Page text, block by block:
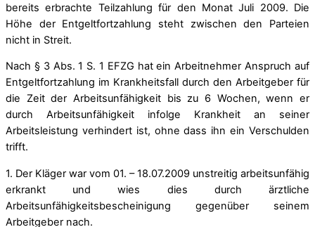
bereits erbrachte Teilzahlung für den Monat Juli 2009. Die
Höhe der Entgeltfortzahlung steht zwischen den Parteien
nicht in Streit.
Nach § 3 Abs. 1 S. 1 EFZG hat ein Arbeitnehmer Anspruch auf
Entgeltfortzahlung im Krankheitsfall durch den Arbeitgeber für
die Zeit der Arbeitsunfähigkeit bis zu 6 Wochen, wenn er
durch Arbeitsunfähigkeit infolge Krankheit an seiner
Arbeitsleistung verhindert ist, ohne dass ihn ein Verschulden
trifft.
1. Der Kläger war vom 01. – 18.07.2009 unstreitig arbeitsunfähig
erkrankt und wies dies durch ärztliche
Arbeitsunfähigkeitsbescheinigung gegenüber seinem
Arbeitgeber nach.